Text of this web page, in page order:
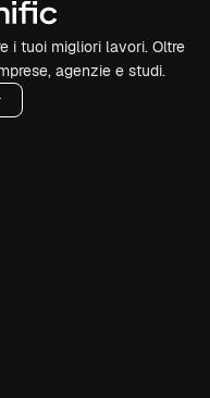
i tuoi migliori lavori. Oltre
agenzie e studi.